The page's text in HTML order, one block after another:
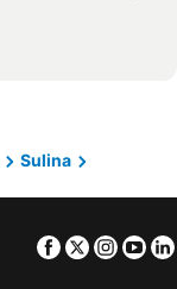
Sulina
Facebook
Twitter